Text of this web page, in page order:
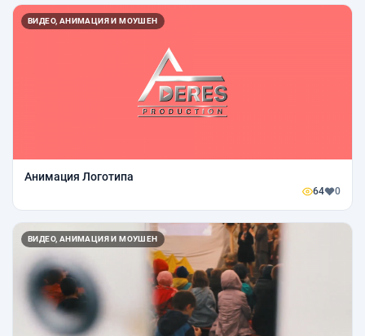
ВИДЕО, АНИМАЦИЯ И МОУШЕН
Анимация Логотипа
64 0
ВИДЕО, АНИМАЦИЯ И МОУШЕН